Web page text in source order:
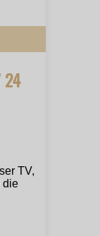
24
TV,
die